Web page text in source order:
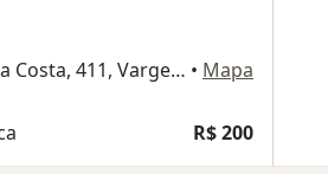
Avenida Elias Alves da Costa, 411, Vargem Grande Paulista • Mapa
R$ 200